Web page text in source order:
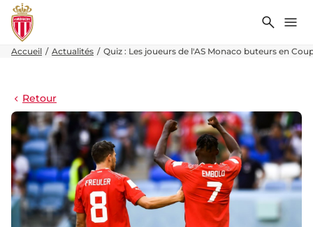
Accueil Actualités Quiz : Les joueurs de l'AS Monaco buteurs en
Retour